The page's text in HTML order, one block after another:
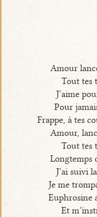
Amour
Tout tes
J’aime
Pour
Frappe, à tes
Amour,
Tout tes
Longtemps
J’ai suivi
Je me
Euphrosine
Et